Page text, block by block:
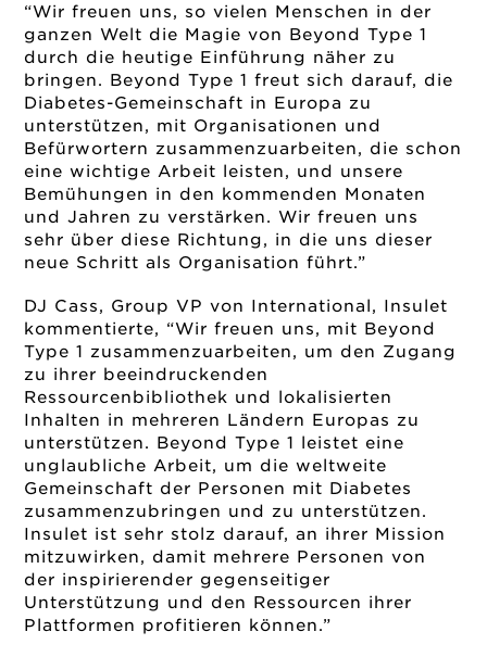
“Wir freuen uns, so vielen Menschen in der
ganzen Welt die Magie von Beyond Type 1
durch die heutige Einführung näher zu
bringen. Beyond Type 1 freut sich darauf, die
Diabetes-Gemeinschaft in Europa zu
unterstützen, mit Organisationen und
Befürwortern zusammenzuarbeiten, die schon
eine wichtige Arbeit leisten, und unsere
Bemühungen in den kommenden Monaten
und Jahren zu verstärken. Wir freuen uns
sehr über diese Richtung, in die uns dieser
neue Schritt als Organisation führt.”
DJ Cass, Group VP von International, Insulet
kommentierte, “Wir freuen uns, mit Beyond
Type 1 zusammenzuarbeiten, um den Zugang
zu ihrer beeindruckenden
Ressourcenbibliothek und lokalisierten
Inhalten in mehreren Ländern Europas zu
unterstützen. Beyond Type 1 leistet eine
unglaubliche Arbeit, um die weltweite
Gemeinschaft der Personen mit Diabetes
zusammenzubringen und zu unterstützen.
Insulet ist sehr stolz darauf, an ihrer Mission
mitzuwirken, damit mehrere Personen von
der inspirierender gegenseitiger
Unterstützung und den Ressourcen ihrer
Plattformen profitieren können.”